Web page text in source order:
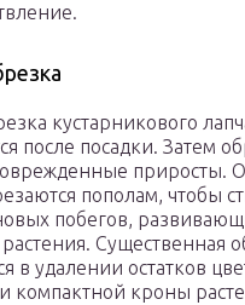
кустарникового
после посадки. Затем
приросты.
пополам, чтобы
побегов,
Существенная
в удалении остатков
компактной кроны